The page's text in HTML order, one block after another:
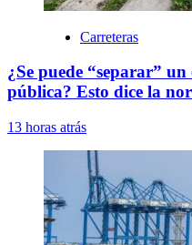
Carreteras
¿Se puede “separar”
pública? Esto dice la
13 horas atrás